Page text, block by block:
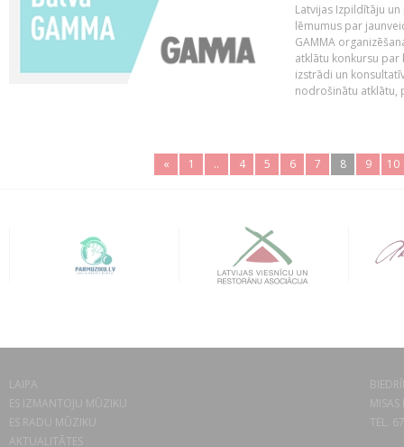
Latvijas Izpildītāju
lēmumus par
GAMMA
atklātu konkursu par
izstrādi un
nodrošinātu atklātu,
« 1 .. 4 5 6 7 8 9 10
LAIPA
ES IZMANTOJU MŪZIKU
ES RADU MŪZIKU
AKTUALITĀTES
TEL.